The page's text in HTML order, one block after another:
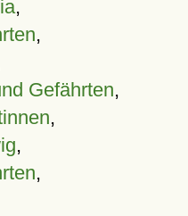
,
,
Gefährten,
,
,
,